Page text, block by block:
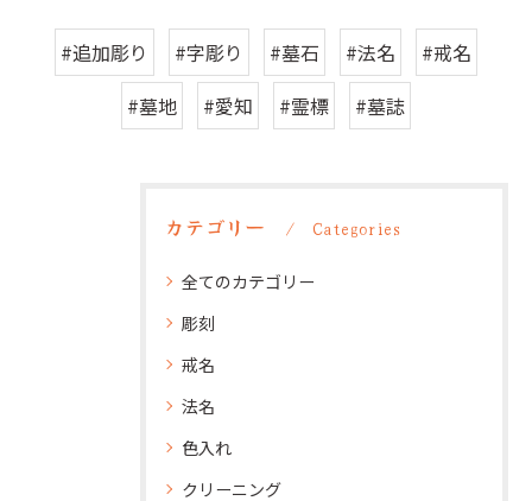
#追加彫り #字彫り #墓石 #法名
#戒名
#墓地
#愛知 #霊標 #墓誌
カテゴリー Categories
全てのカテゴリー
彫刻
戒名
法名
色入れ
クリーニング